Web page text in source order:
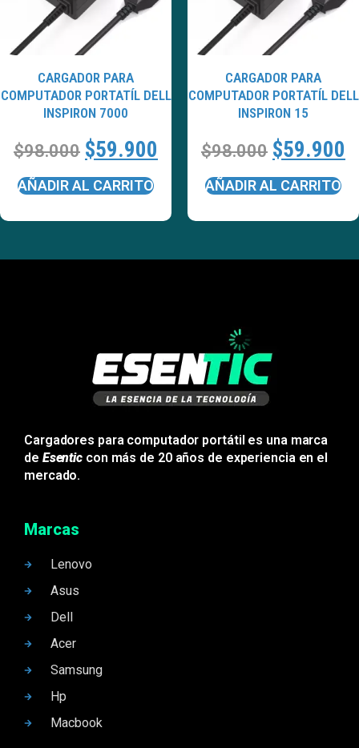
CARGADOR PARA
COMPUTADOR PORTATÍL DELL
INSPIRON 7000
$98.000 $59.900
AÑADIR AL CARRITO
CARGADOR PARA
COMPUTADOR PORTATÍL DELL
INSPIRON 15
$98.000 $59.900
AÑADIR AL CARRITO
Cargadores para computador portátil es una marca
de Esentic con más de 20 años de experiencia en el
mercado.
Marcas
Lenovo
Asus
Dell
Acer
Samsung
Hp
Macbook